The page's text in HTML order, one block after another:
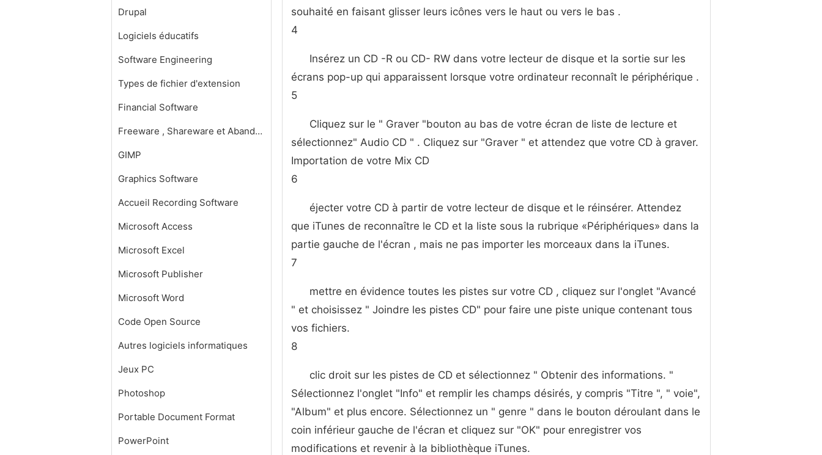
Drupal
Logiciels éducatifs
Software Engineering
Types de fichier d'extension
Financial Software
Freeware , Shareware et Abandonware
GIMP
Graphics Software
Accueil Recording Software
Microsoft Access
Microsoft Excel
Microsoft Publisher
Microsoft Word
Code Open Source
Autres logiciels informatiques
Jeux PC
Photoshop
Portable Document Format
PowerPoint
souhaité en faisant glisser leurs icônes vers le haut ou vers le bas .
4
Insérez un CD -R ou CD- RW dans votre lecteur de disque et la sortie sur les
écrans pop-up qui apparaissent lorsque votre ordinateur reconnaît le périphérique .
5
Cliquez sur le " Graver "bouton au bas de votre écran de liste de lecture et
sélectionnez" Audio CD " . Cliquez sur "Graver " et attendez que votre CD à graver.
Importation de votre Mix CD
6
éjecter votre CD à partir de votre lecteur de disque et le réinsérer. Attendez
que iTunes de reconnaître le CD et la liste sous la rubrique «Périphériques» dans la
partie gauche de l'écran , mais ne pas importer les morceaux dans la iTunes.
7
mettre en évidence toutes les pistes sur votre CD , cliquez sur l'onglet "Avancé
" et choisissez " Joindre les pistes CD" pour faire une piste unique contenant tous
vos fichiers.
8
clic droit sur les pistes de CD et sélectionnez " Obtenir des informations. "
Sélectionnez l'onglet "Info" et remplir les champs désirés, y compris "Titre ", " voie",
"Album" et plus encore. Sélectionnez un " genre " dans le bouton déroulant dans le
coin inférieur gauche de l'écran et cliquez sur "OK" pour enregistrer vos
modifications et revenir à la bibliothèque iTunes.